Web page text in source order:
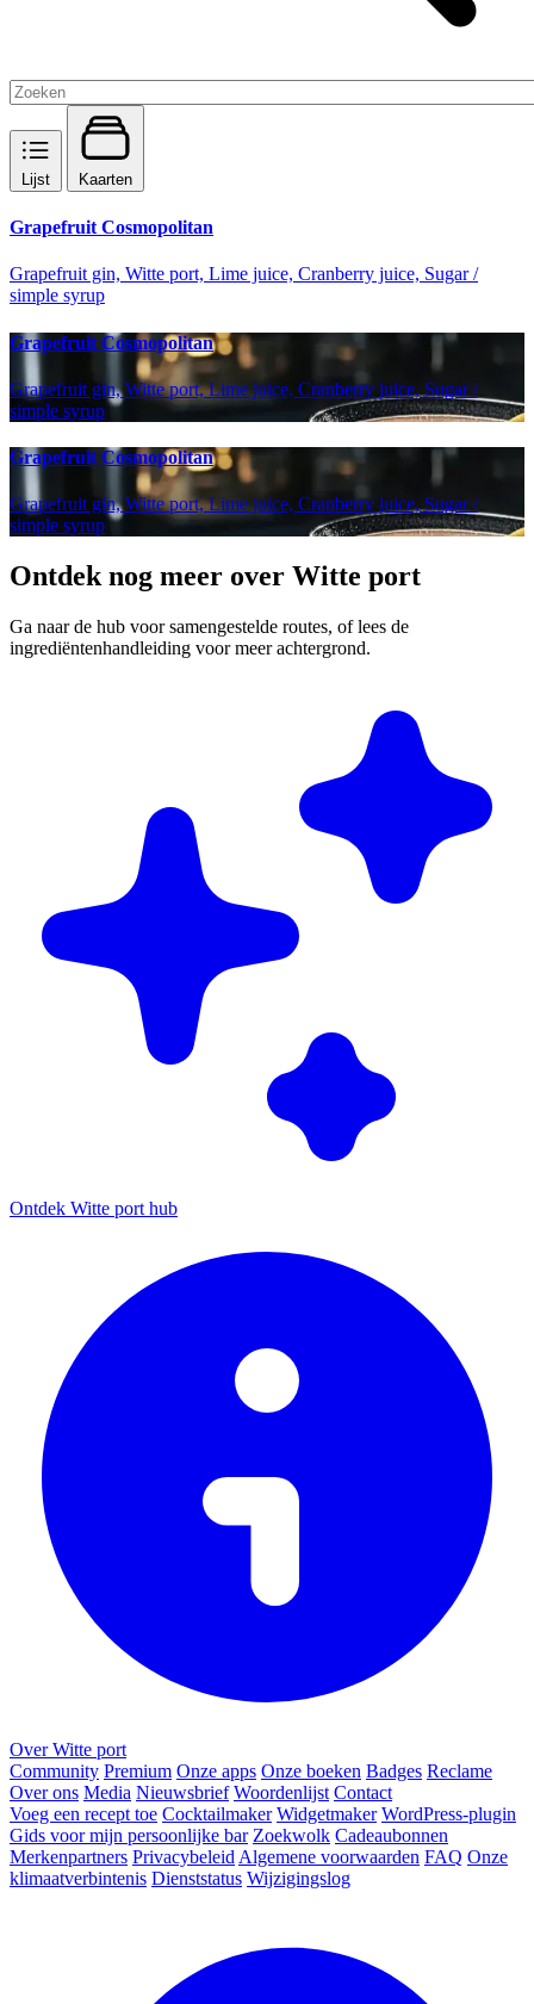
Lijst Kaarten
Grapefruit Cosmopolitan
Grapefruit gin, Witte port, Lime juice, Cranberry juice, Sugar /
simple syrup
Grapefruit Cosmopolitan
Grapefruit gin, Witte port, Lime juice, Cranberry juice, Sugar /
simple syrup
Grapefruit Cosmopolitan
Grapefruit gin, Witte port, Lime juice, Cranberry juice, Sugar /
simple syrup
Ontdek nog meer over Witte port
Ga naar de hub voor samengestelde routes, of lees de
ingrediëntenhandleiding voor meer achtergrond.
Ontdek Witte port hub
Over Witte port
Community Premium Onze apps Onze boeken Badges Reclame
Over ons Media Nieuwsbrief Woordenlijst Contact
Voeg een recept toe Cocktailmaker Widgetmaker WordPress-plugin
Gids voor mijn persoonlijke bar Zoekwolk Cadeaubonnen
Merkenpartners Privacybeleid Algemene voorwaarden FAQ Onze
klimaatverbintenis Dienststatus Wijzigingslog